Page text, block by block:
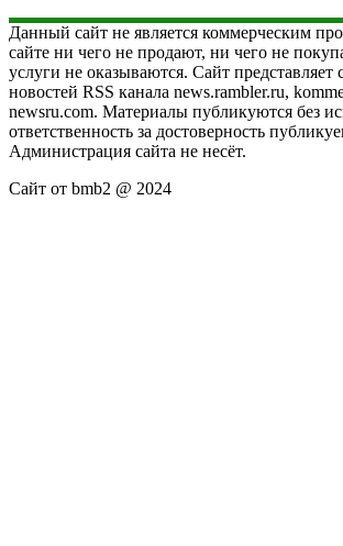
Данный сайт не является коммерческим
сайте ни чего не продают, ни чего не
услуги не оказываются. Сайт представляет
новостей RSS канала news.rambler.ru,
newsru.com. Материалы публикуются без
ответственность за достоверность
Администрация сайта не несёт.
Сайт от bmb2 @ 2024